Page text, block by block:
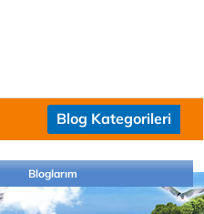
Blog Kategorileri
Bloglarım